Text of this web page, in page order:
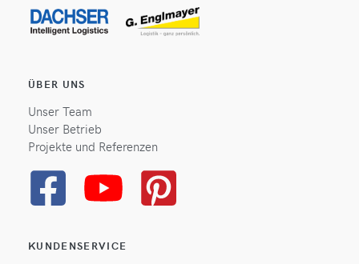
ÜBER UNS
Unser Team
Unser Betrieb
Projekte und Referenzen
KUNDENSERVICE